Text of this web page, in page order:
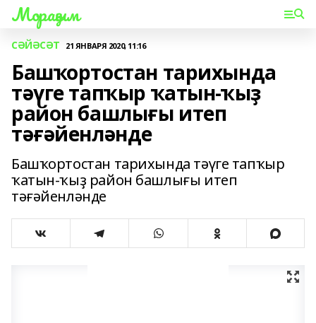
Мораҙым
СӘЙӘСӘТ 21 ЯНВАРЯ 2020, 11:16
Башҡортостан тарихында
тәүге тапҡыр ҡатын-ҡыҙ
район башлығы итеп
тәғәйенләнде
Башҡортостан тарихында тәүге тапҡыр
ҡатын-ҡыҙ район башлығы итеп
тәғәйенләнде